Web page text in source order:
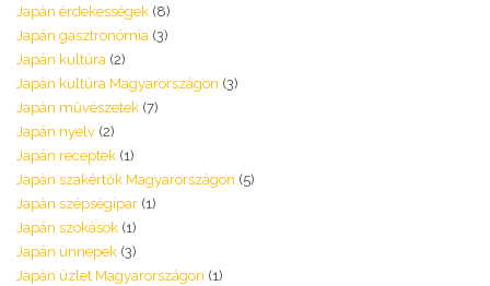
Japán érdekességek (8)
Japán gasztronómia (3)
Japán kultúra (2)
Japán kultúra Magyarországon (3)
Japán művészetek (7)
Japán nyelv (2)
Japán receptek (1)
Japán szakértők Magyarországon (5)
Japán szépségipar (1)
Japán szokások (1)
Japán ünnepek (3)
Japán üzlet Magyarországon (1)